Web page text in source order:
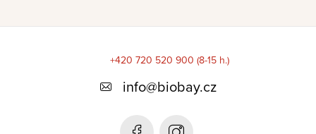
+420 720 520 900 (8-15 h.)
info@biobay.cz